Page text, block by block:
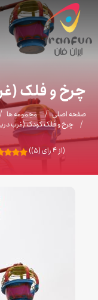
چرخ و فلک
صفحه اصلی مجموعه ها
چرخ و فلک کودک (غرب
(از 4 رای (5))